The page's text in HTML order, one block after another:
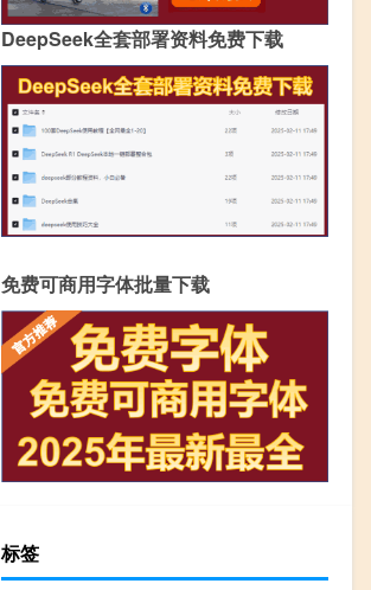
DeepSeek全套部署资料免费下载
免费可商用字体批量下载
标签